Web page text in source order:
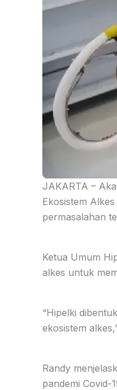
JAKARTA –
Ekosistem
permasalahan
Ketua Umum
alkes untuk
“Hipelki
ekosistem
Randy
pandemi Covid-